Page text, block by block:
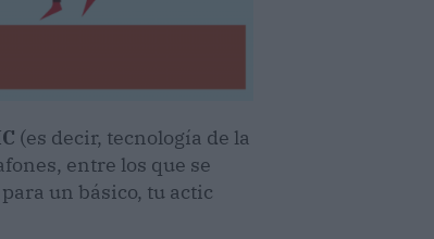
(es decir, tecnología de la
entre los que se
un básico, tu actic